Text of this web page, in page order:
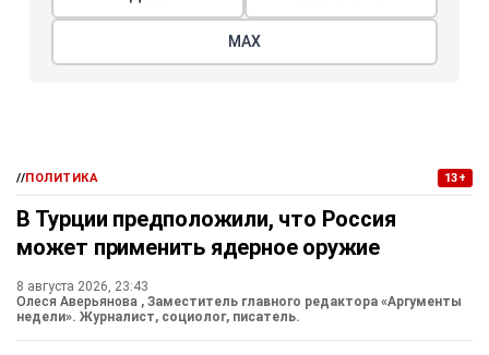
МАХ
//ПОЛИТИКА 13+
В Турции предположили, что Россия
может применить ядерное оружие
8 августа 2026, 23:43
Олеся Аверьянова , Заместитель главного редактора «Аргументы
недели». Журналист, социолог, писатель.